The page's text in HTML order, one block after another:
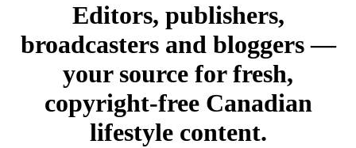
Editors, publishers,
broadcasters and bloggers —
your source for fresh,
copyright-free Canadian
lifestyle content.